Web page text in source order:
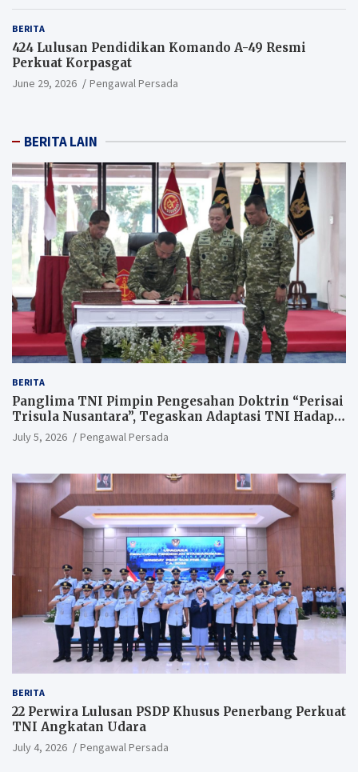
BERITA
424 Lulusan Pendidikan Komando A-49 Resmi
Perkuat Korpasgat
June 29, 2026 Pengawal Persada
BERITA LAIN
BERITA
Panglima TNI Pimpin Pengesahan Doktrin “Perisai
Trisula Nusantara”, Tegaskan Adaptasi TNI Hadapi
Perang Modern
July 5, 2026 Pengawal Persada
BERITA
22 Perwira Lulusan PSDP Khusus Penerbang Perkuat
TNI Angkatan Udara
July 4, 2026 Pengawal Persada